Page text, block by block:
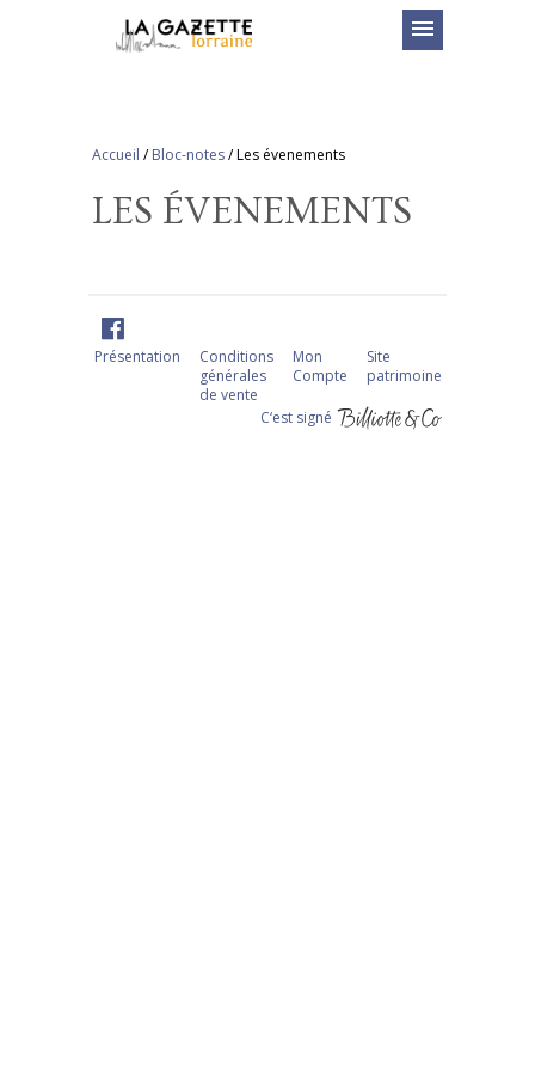
menu
Accueil /Bloc-notes/Les évenements
LES ÉVENEMENTS
Présentation
Conditions
générales
de vente
Mon
Compte
Site
patrimoine
C‘est signé